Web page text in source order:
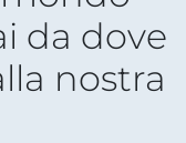
da dove
nostra